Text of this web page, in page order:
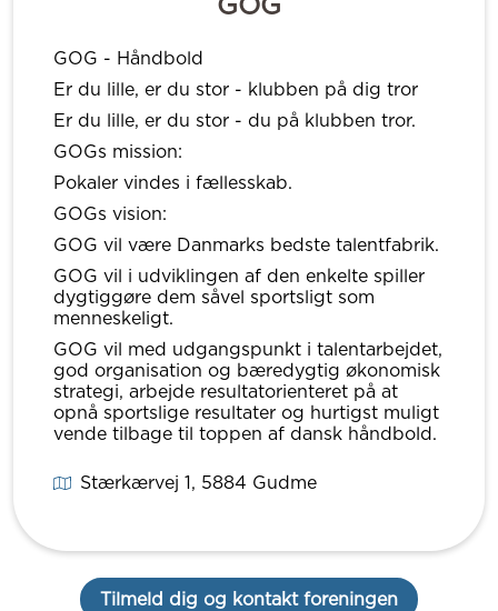
GOG - Håndbold
Er du lille, er du stor - klubben på dig tror
Er du lille, er du stor - du på klubben tror.
GOGs mission:
Pokaler vindes i fællesskab.
GOGs vision:
GOG vil være Danmarks bedste talentfabrik.
GOG vil i udviklingen af den enkelte spiller
dygtiggøre dem såvel sportsligt som
menneskeligt.
GOG vil med udgangspunkt i talentarbejdet,
god organisation og bæredygtig økonomisk
strategi, arbejde resultatorienteret på at
opnå sportslige resultater og hurtigst muligt
vende tilbage til toppen af dansk håndbold.
Stærkærvej 1, 5884 Gudme
Tilmeld dig og kontakt foreningen